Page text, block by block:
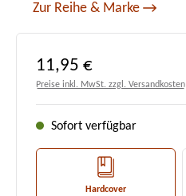
Zur Reihe & Marke
Regulärer Preis:
11,95 €
Preise inkl. MwSt. zzgl. Versandkosten
Sofort verfügbar
Hardcover